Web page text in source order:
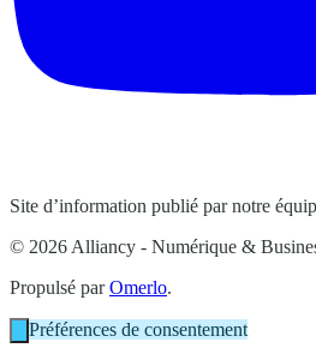
Site d’information publié par notre
© 2026 Alliancy - Numérique &
Propulsé parOmerlo.
Préférences de consentement